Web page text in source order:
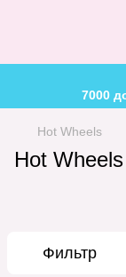
7000
Hot Wheels
Hot Wheels
Фильтр